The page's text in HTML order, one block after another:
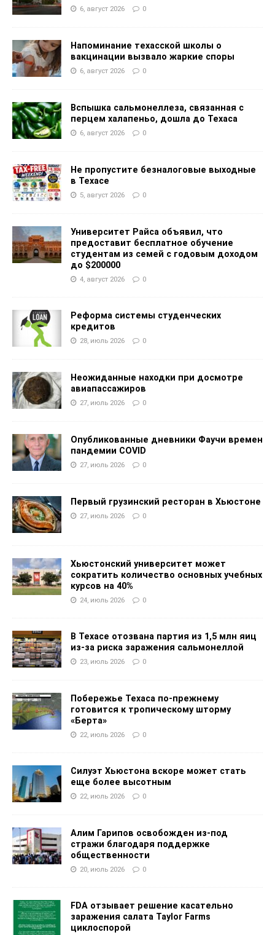
6, август 2026 0
Напоминание техасской школы о
вакцинации вызвало жаркие споры
6, август 2026 0
Вспышка сальмонеллеза, связанная с
перцем халапеньо, дошла до Техаса
6, август 2026 0
Не пропустите безналоговые выходные
в Техасе
5, август 2026 0
Университет Райса объявил, что
предоставит бесплатное обучение
студентам из семей с годовым доходом
до $200000
4, август 2026 0
Реформа системы студенческих
кредитов
28, июль 2026 0
Неожиданные находки при досмотре
авиапассажиров
27, июль 2026 0
Опубликованные дневники Фаучи времен
пандемии COVID
27, июль 2026 0
Первый грузинский ресторан в Хьюстоне
27, июль 2026 0
Хьюстонский университет может
сократить количество основных учебных
курсов на 40%
24, июль 2026 0
В Техасе отозвана партия из 1,5 млн яиц
из-за риска заражения сальмонеллой
23, июль 2026 0
Побережье Техаса по-прежнему
готовится к тропическому шторму
«Берта»
22, июль 2026 0
Силуэт Хьюстона вскоре может стать
еще более высотным
22, июль 2026 0
Алим Гарипов освобожден из-под
стражи благодаря поддержке
общественности
20, июль 2026 0
FDA отзывает решение касательно
заражения салата Taylor Farms
циклоспорой